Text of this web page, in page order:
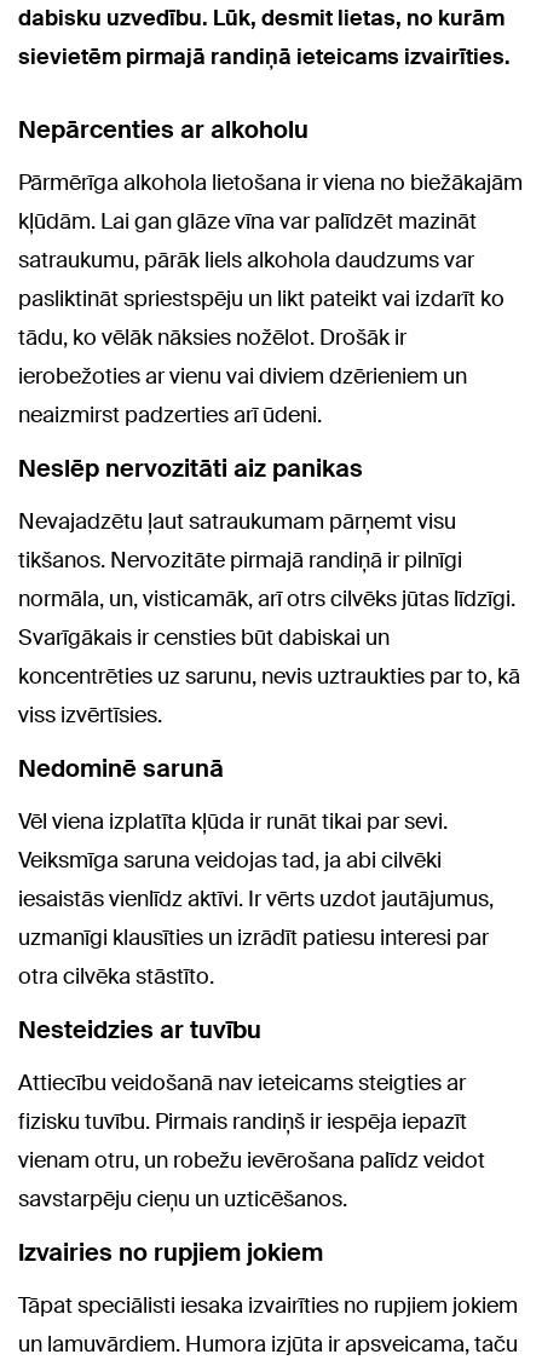
dabisku uzvedību. Lūk, desmit lietas, no kurām
sievietēm pirmajā randiņā ieteicams izvairīties.
Nepārcenties ar alkoholu
Pārmērīga alkohola lietošana ir viena no biežākajām
kļūdām. Lai gan glāze vīna var palīdzēt mazināt
satraukumu, pārāk liels alkohola daudzums var
pasliktināt spriestspēju un likt pateikt vai izdarīt ko
tādu, ko vēlāk nāksies nožēlot. Drošāk ir
ierobežoties ar vienu vai diviem dzērieniem un
neaizmirst padzerties arī ūdeni.
Neslēp nervozitāti aiz panikas
Nevajadzētu ļaut satraukumam pārņemt visu
tikšanos. Nervozitāte pirmajā randiņā ir pilnīgi
normāla, un, visticamāk, arī otrs cilvēks jūtas līdzīgi.
Svarīgākais ir censties būt dabiskai un
koncentrēties uz sarunu, nevis uztraukties par to, kā
viss izvērtīsies.
Nedominē sarunā
Vēl viena izplatīta kļūda ir runāt tikai par sevi.
Veiksmīga saruna veidojas tad, ja abi cilvēki
iesaistās vienlīdz aktīvi. Ir vērts uzdot jautājumus,
uzmanīgi klausīties un izrādīt patiesu interesi par
otra cilvēka stāstīto.
Nesteidzies ar tuvību
Attiecību veidošanā nav ieteicams steigties ar
fizisku tuvību. Pirmais randiņš ir iespēja iepazīt
vienam otru, un robežu ievērošana palīdz veidot
savstarpēju cieņu un uzticēšanos.
Izvairies no rupjiem jokiem
Tāpat speciālisti iesaka izvairīties no rupjiem jokiem
un lamuvārdiem. Humora izjūta ir apsveicama, taču